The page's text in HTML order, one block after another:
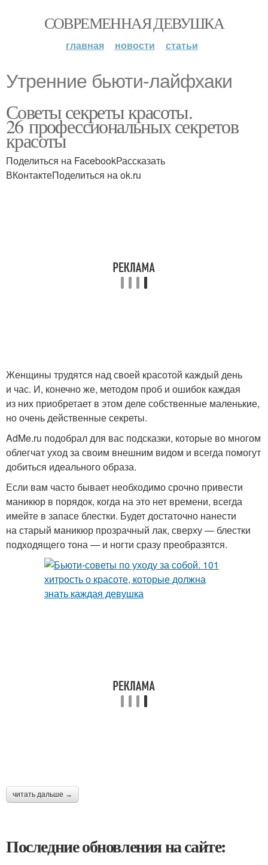
СОВРЕМЕННАЯ ДЕВУШКА
главная новости статьи
Утренние бьюти-лайфхаки
Советы секреты красоты.
26 профессиональных секретов
красоты
Поделиться на FacebookРассказать
ВКонтактеПоделиться на ok.ru
Женщины трудятся над своей красотой каждый день
и час. И, конечно же, методом проб и ошибок каждая
из них приобретает в этом деле собственные маленькие,
но очень действенные секреты.
AdMe.ru подобрал для вас подсказки, которые во многом
облегчат уход за своим внешним видом и всегда помогут
добиться идеального образа.
Если вам часто бывает необходимо срочно привести
маникюр в порядок, когда на это нет времени, всегда
имейте в запасе блестки. Будет достаточно нанести
на старый маникюр прозрачный лак, сверху — блестки
подходящего тона — и ногти сразу преобразятся.
читать дальше →
Последние обновления на сайте: